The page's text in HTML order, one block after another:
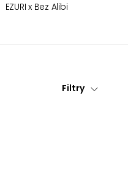
EZURI x Bez Alibi
Filtry